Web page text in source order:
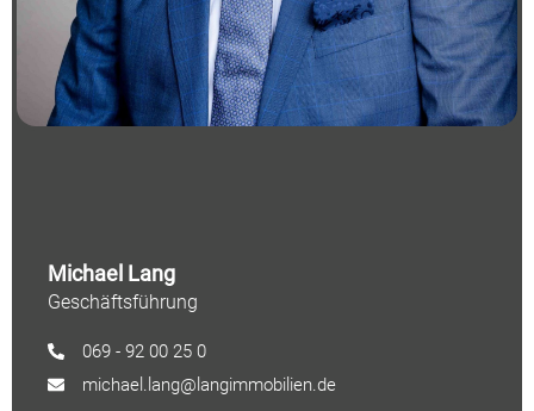
Michael Lang
Geschäftsführung
069 - 92 00 25 0
michael.lang@langimmobilien.de